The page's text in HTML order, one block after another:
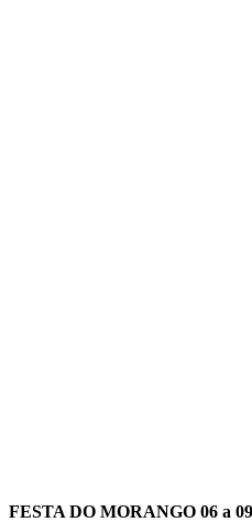
FESTA DO MORANGO 06 a